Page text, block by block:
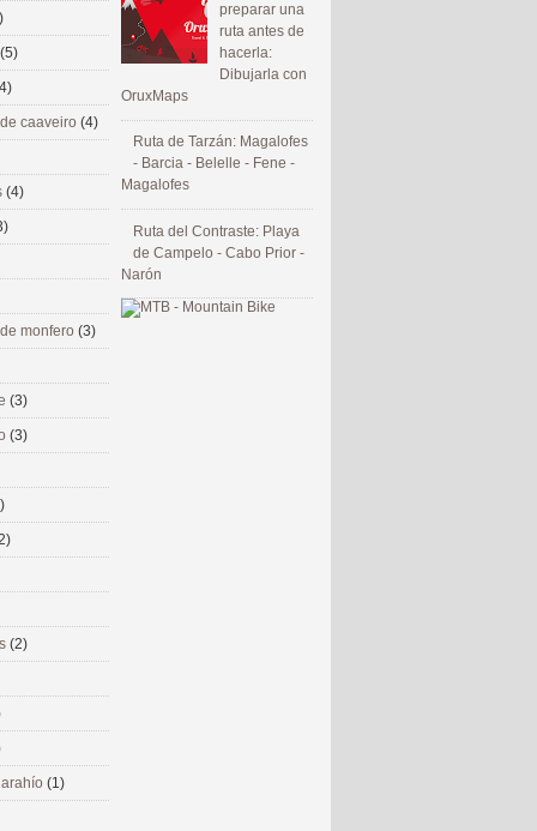
preparar una
ruta antes de
hacerla:
Dibujarla con
OruxMaps
Ruta de Tarzán: Magalofes
- Barcia - Belelle - Fene -
Magalofes
Ruta del Contraste: Playa
de Campelo - Cabo Prior -
Narón
(5)
caaveiro (4)
(4)
monfero (3)
(3)
(3)
(2)
(1)